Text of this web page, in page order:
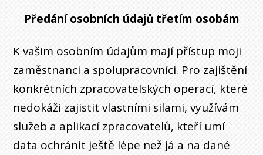
Předání osobních údajů třetím osobám
K vašim osobním údajům mají přístup moji
zaměstnanci a spolupracovníci. Pro zajištění
konkrétních zpracovatelských operací, které
nedokáži zajistit vlastními silami, využívám
služeb a aplikací zpracovatelů, kteří umí
data ochránit ještě lépe než já a na dané